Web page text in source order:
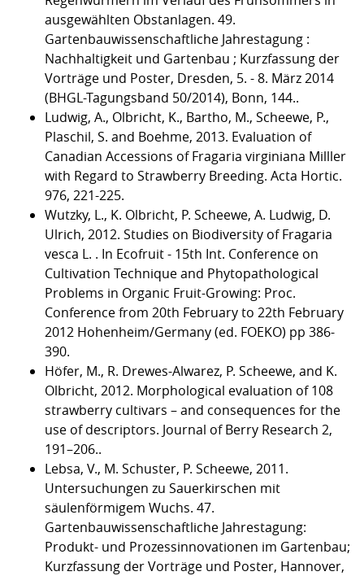
ausgewählten Obstanlagen. 49.
Gartenbauwissenschaftliche Jahrestagung :
Nachhaltigkeit und Gartenbau ; Kurzfassung der
Vorträge und Poster, Dresden, 5. - 8. März 2014
(BHGL-Tagungsband 50/2014), Bonn, 144..
Ludwig, A., Olbricht, K., Bartho, M., Scheewe, P.,
Plaschil, S. and Boehme, 2013. Evaluation of
Canadian Accessions of Fragaria virginiana Milller
with Regard to Strawberry Breeding. Acta Hortic.
976, 221-225.
Wutzky, L., K. Olbricht, P. Scheewe, A. Ludwig, D.
Ulrich, 2012. Studies on Biodiversity of Fragaria
vesca L. . In Ecofruit - 15th Int. Conference on
Cultivation Technique and Phytopathological
Problems in Organic Fruit-Growing: Proc.
Conference from 20th February to 22th February
2012 Hohenheim/Germany (ed. FOEKO) pp 386-
390.
Höfer, M., R. Drewes-Alwarez, P. Scheewe, and K.
Olbricht, 2012. Morphological evaluation of 108
strawberry cultivars – and consequences for the
use of descriptors. Journal of Berry Research 2,
191–206..
Lebsa, V., M. Schuster, P. Scheewe, 2011.
Untersuchungen zu Sauerkirschen mit
säulenförmigem Wuchs. 47.
Gartenbauwissenschaftliche Jahrestagung:
Produkt- und Prozessinnovationen im Gartenbau;
Kurzfassung der Vorträge und Poster, Hannover,